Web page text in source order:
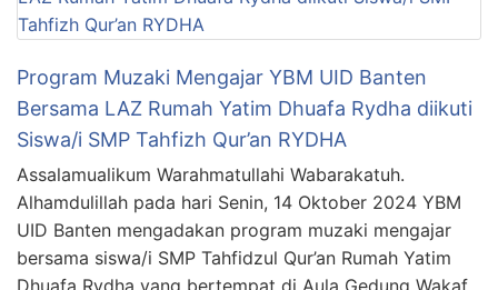
Program Muzaki Mengajar YBM UID Banten
Bersama LAZ Rumah Yatim Dhuafa Rydha diikuti
Siswa/i SMP Tahfizh Qur’an RYDHA
Assalamualikum Warahmatullahi Wabarakatuh.
Alhamdulillah pada hari Senin, 14 Oktober 2024 YBM
UID Banten mengadakan program muzaki mengajar
bersama siswa/i SMP Tahfidzul Qur’an Rumah Yatim
Dhuafa Rydha yang bertempat di Aula Gedung Wakaf